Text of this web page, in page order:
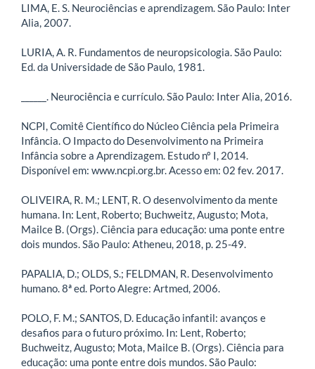
LIMA, E. S. Neurociências e aprendizagem. São Paulo: Inter
Alia, 2007.
LURIA, A. R. Fundamentos de neuropsicologia. São Paulo:
Ed. da Universidade de São Paulo, 1981.
______. Neurociência e currículo. São Paulo: Inter Alia, 2016.
NCPI, Comitê Científico do Núcleo Ciência pela Primeira
Infância. O Impacto do Desenvolvimento na Primeira
Infância sobre a Aprendizagem. Estudo nº I, 2014.
Disponível em: www.ncpi.org.br. Acesso em: 02 fev. 2017.
OLIVEIRA, R. M.; LENT, R. O desenvolvimento da mente
humana. In: Lent, Roberto; Buchweitz, Augusto; Mota,
Mailce B. (Orgs). Ciência para educação: uma ponte entre
dois mundos. São Paulo: Atheneu, 2018, p. 25-49.
PAPALIA, D.; OLDS, S.; FELDMAN, R. Desenvolvimento
humano. 8ª ed. Porto Alegre: Artmed, 2006.
POLO, F. M.; SANTOS, D. Educação infantil: avanços e
desafios para o futuro próximo. In: Lent, Roberto;
Buchweitz, Augusto; Mota, Mailce B. (Orgs). Ciência para
educação: uma ponte entre dois mundos. São Paulo: